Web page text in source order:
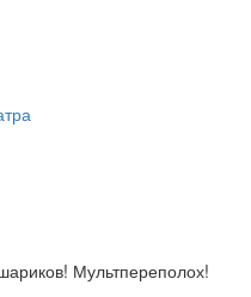
Мультпереполох!